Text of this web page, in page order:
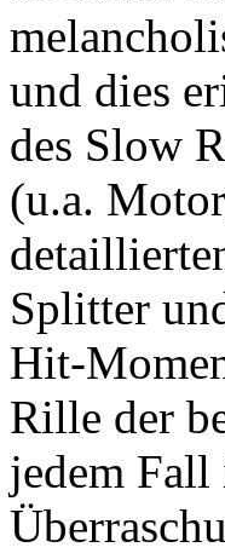
und dies
des Slow
(u.a.
Splitter
Hit-
Rille der
jedem Fall